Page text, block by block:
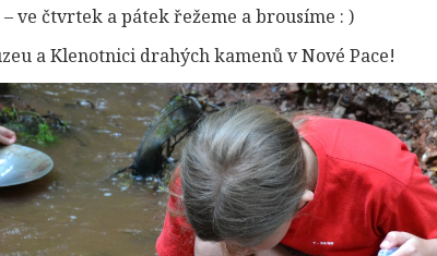
ve čtvrtek a pátek řežeme a brousíme : )
a Klenotnici drahých kamenů v Nové Pace!